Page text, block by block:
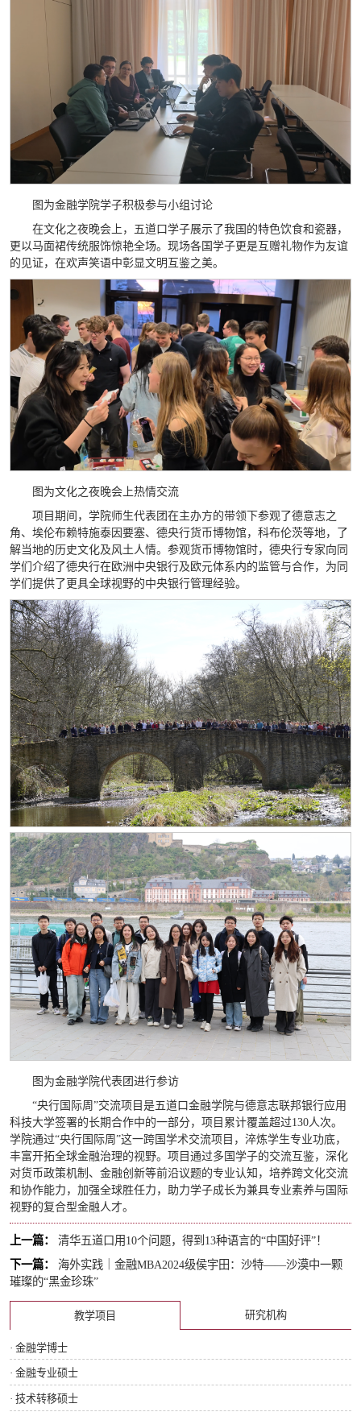
图为金融学院学子积极参与小组讨论
在文化之夜晚会上，五道口学子展示了我国的特色饮食和瓷器，
更以马面裙传统服饰惊艳全场。现场各国学子更是互赠礼物作为友谊
的见证，在欢声笑语中彰显文明互鉴之美。
图为文化之夜晚会上热情交流
项目期间，学院师生代表团在主办方的带领下参观了德意志之
角、埃伦布赖特施泰因要塞、德央行货币博物馆，科布伦茨等地，了
解当地的历史文化及风土人情。参观货币博物馆时，德央行专家向同
学们介绍了德央行在欧洲中央银行及欧元体系内的监管与合作，为同
学们提供了更具全球视野的中央银行管理经验。
图为金融学院代表团进行参访
“央行国际周”交流项目是五道口金融学院与德意志联邦银行应用
科技大学签署的长期合作中的一部分，项目累计覆盖超过130人次。
学院通过“央行国际周”这一跨国学术交流项目，淬炼学生专业功底，
丰富开拓全球金融治理的视野。项目通过多国学子的交流互鉴，深化
对货币政策机制、金融创新等前沿议题的专业认知，培养跨文化交流
和协作能力，加强全球胜任力，助力学子成长为兼具专业素养与国际
视野的复合型金融人才。
上一篇：
清华五道口用10个问题，得到13种语言的“中国好评”！
下一篇：
海外实践｜金融MBA2024级侯宇田：沙特——沙漠中一颗
璀璨的“黑金珍珠”
教学项目 研究机构
· 金融学博士
· 金融专业硕士
· 技术转移硕士